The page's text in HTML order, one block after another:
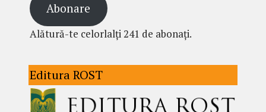
Abonare
Alătură-te celorlalți 241 de abonați.
Editura ROST